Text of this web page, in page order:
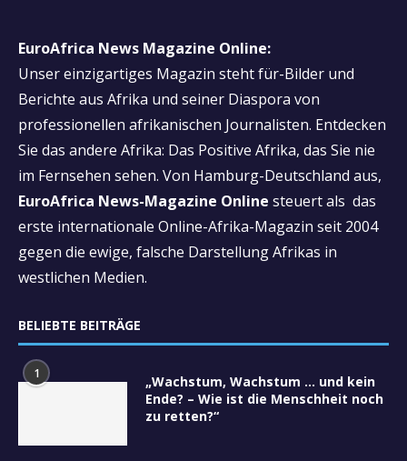
EuroAfrica News Magazine Online:
Unser einzigartiges Magazin steht für-Bilder und
Berichte aus Afrika und seiner Diaspora von
professionellen afrikanischen Journalisten. Entdecken
Sie das andere Afrika: Das Positive Afrika, das Sie nie
im Fernsehen sehen. Von Hamburg-Deutschland aus,
EuroAfrica News-Magazine Online steuert als das
erste internationale Online-Afrika-Magazin seit 2004
gegen die ewige, falsche Darstellung Afrikas in
westlichen Medien.
BELIEBTE BEITRÄGE
1
„Wachstum, Wachstum … und kein
Ende? – Wie ist die Menschheit noch
zu retten?“